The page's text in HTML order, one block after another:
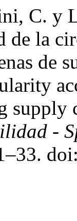
C.
de la
de
-